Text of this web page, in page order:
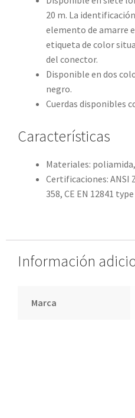
20 m. La
elemento de amarre
etiqueta de color
del conector.
Disponible en dos
negro.
Cuerdas disponibles
Características
Materiales:
Certificaciones: ANSI
358, CE EN 12841 type
Información
Marca